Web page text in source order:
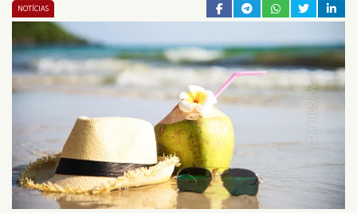
NOTÍCIAS